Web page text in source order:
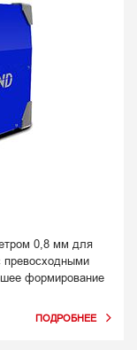
0,8 мм для
превосходными
формирование